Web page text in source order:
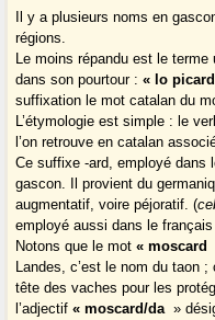
Il y a plusieurs noms en
régions.
Le moins répandu est le
dans son pourtour :« lo
suffixation le mot catalan du
L’étymologie est simple : le
l’on retrouve en catalan
Ce suffixe -ard, employé dans
gascon. Il provient du
augmentatif, voire péjoratif. (
employé aussi dans le
Notons que le mot« moscard
Landes, c’est le nom du taon
tête des vaches pour les
l’adjectif« moscard/da »